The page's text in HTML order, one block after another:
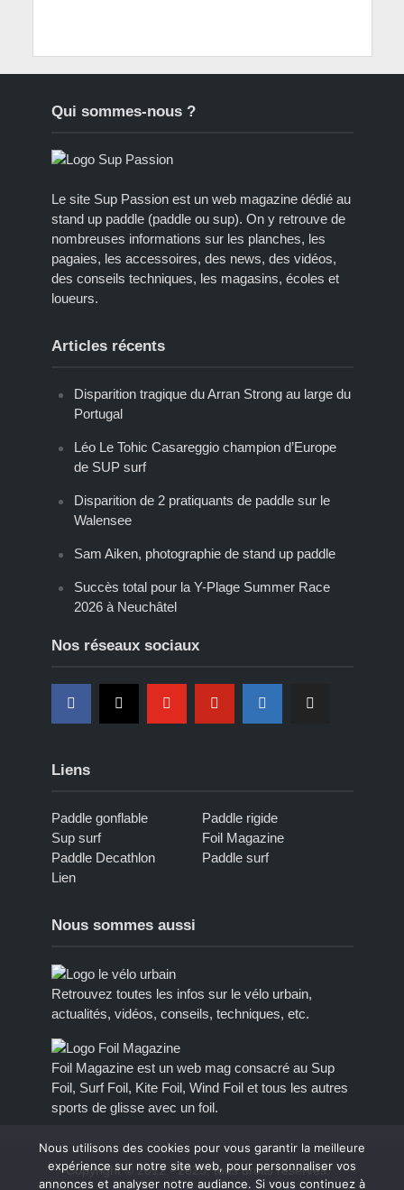
Qui sommes-nous ?
Le site Sup Passion est un web magazine dédié au
stand up paddle (paddle ou sup). On y retrouve de
nombreuses informations sur les planches, les
pagaies, les accessoires, des news, des vidéos,
des conseils techniques, les magasins, écoles et
loueurs.
Articles récents
Disparition tragique du Arran Strong au large du
Portugal
Léo Le Tohic Casareggio champion d’Europe
de SUP surf
Disparition de 2 pratiquants de paddle sur le
Walensee
Sam Aiken, photographie de stand up paddle
Succès total pour la Y-Plage Summer Race
2026 à Neuchâtel
Nos réseaux sociaux
Liens
Paddle gonflable
Paddle rigide
Sup surf
Foil Magazine
Paddle Decathlon
Paddle surf
Lien
Nous sommes aussi
Retrouvez toutes les infos sur le vélo urbain,
actualités, vidéos, conseils, techniques, etc.
Foil Magazine est un web mag consacré au Sup
Foil, Surf Foil, Kite Foil, Wind Foil et tous les autres
sports de glisse avec un foil.
Copyright © 2012 - 2023, tous droits réservés.
Nous utilisons des cookies pour vous garantir la meilleure
expérience sur notre site web, pour personnaliser vos
annonces et analyser notre audiance. Si vous continuez à